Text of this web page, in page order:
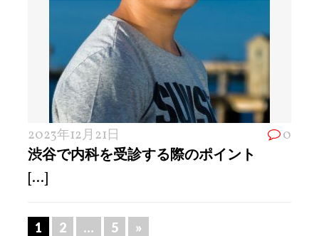
2023年12月21日 0
渋谷で内科を受診する際のポイント
[...]
1 2 … 5 »